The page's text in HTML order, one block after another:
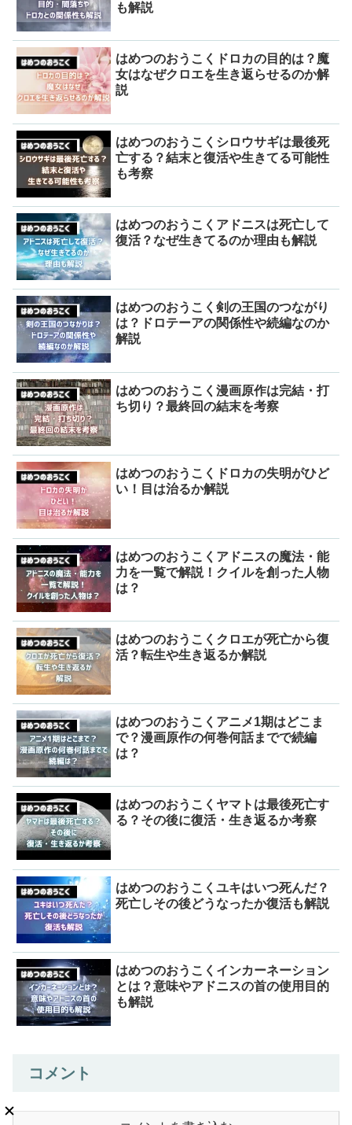
も解説
はめつのおうこくドロカの目的は？魔
女はなぜクロエを生き返らせるのか解
説
はめつのおうこくシロウサギは最後死
亡する？結末と復活や生きてる可能性
も考察
はめつのおうこくアドニスは死亡して
復活？なぜ生きてるのか理由も解説
はめつのおうこく剣の王国のつながり
は？ドロテーアの関係性や続編なのか
解説
はめつのおうこく漫画原作は完結・打
ち切り？最終回の結末を考察
はめつのおうこくドロカの失明がひど
い！目は治るか解説
はめつのおうこくアドニスの魔法・能
力を一覧で解説！クイルを創った人物
は？
はめつのおうこくクロエが死亡から復
活？転生や生き返るか解説
はめつのおうこくアニメ1期はどこま
で？漫画原作の何巻何話までで続編
は？
はめつのおうこくヤマトは最後死亡す
る？その後に復活・生き返るか考察
はめつのおうこくユキはいつ死んだ？
死亡しその後どうなったか復活も解説
はめつのおうこくインカーネーション
とは？意味やアドニスの首の使用目的
も解説
コメント